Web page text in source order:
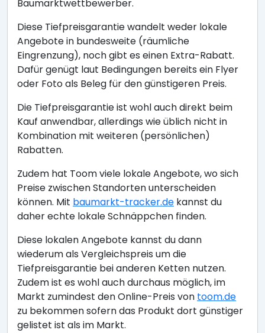
Baumarktwettbewerber.
Diese Tiefpreisgarantie wandelt weder lokale
Angebote in bundesweite (räumliche
Eingrenzung), noch gibt es einen Extra-Rabatt.
Dafür genügt laut Bedingungen bereits ein Flyer
oder Foto als Beleg für den günstigeren Preis.
Die Tiefpreisgarantie ist wohl auch direkt beim
Kauf anwendbar, allerdings wie üblich nicht in
Kombination mit weiteren (persönlichen)
Rabatten.
Zudem hat Toom viele lokale Angebote, wo sich
Preise zwischen Standorten unterscheiden
können. Mit baumarkt-tracker.de kannst du
daher echte lokale Schnäppchen finden.
Diese lokalen Angebote kannst du dann
wiederum als Vergleichspreis um die
Tiefpreisgarantie bei anderen Ketten nutzen.
Zudem ist es wohl auch durchaus möglich, im
Markt zumindest den Online-Preis von toom.de
zu bekommen sofern das Produkt dort günstiger
gelistet ist als im Markt.